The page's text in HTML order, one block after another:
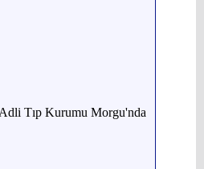
Tıp Kurumu Morgu'nda